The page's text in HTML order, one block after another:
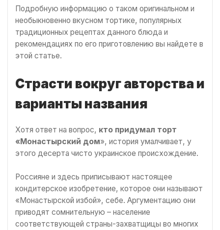
Подробную информацию о таком оригинальном и
необыкновенно вкусном тортике, популярных
традиционных рецептах данного блюда и
рекомендациях по его приготовлению вы найдете в
этой статье.
Страсти вокруг авторства и
варианты названия
Хотя ответ на вопрос, кто придумал торт
«Монастырский дом», история умалчивает, у
этого десерта чисто украинское происхождение.
Россияне и здесь приписывают настоящее
кондитерское изобретение, которое они называют
«Монастырской избой», себе. Аргументацию они
приводят сомнительную – население
соответствующей страны-захватщицы во многих